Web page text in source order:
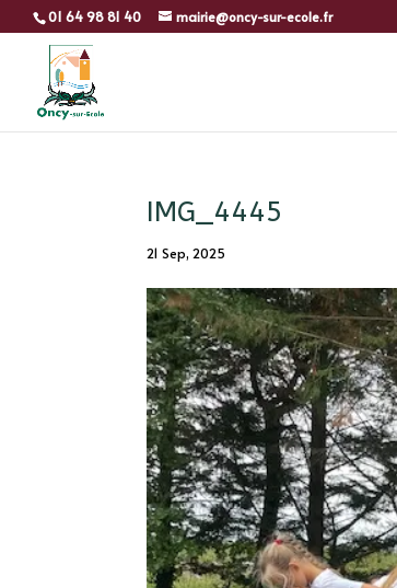
01 64 98 81 40 mairie@oncy-sur-ecole.fr
IMG_4445
21 Sep, 2025